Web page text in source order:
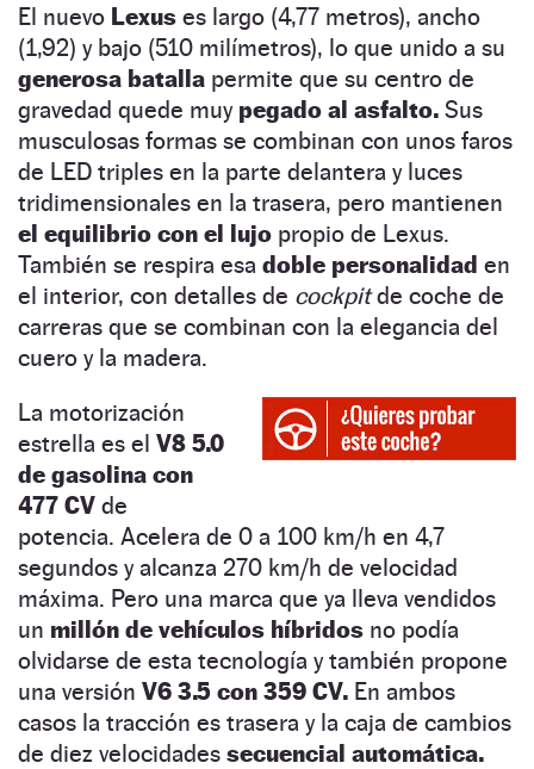
El nuevo Lexus es largo (4,77 metros), ancho
(1,92) y bajo (510 milímetros), lo que unido a su
generosa batalla permite que su centro de
gravedad quede muypegado al asfalto. Sus
musculosas formas se combinan con unos faros
de LED triples en la parte delantera y luces
tridimensionales en la trasera, pero mantienen
el equilibrio con el lujo propio de Lexus.
También se respira esa doble personalidad en
el interior, con detalles de cockpitde coche de
carreras que se combinan con la elegancia del
cuero y la madera.
La motorización
estrella es el V8 5.0
de gasolina con
477 CV de
potencia. Acelera de 0 a 100 km/h en 4,7
segundos y alcanza 270 km/h de velocidad
máxima. Pero una marca que ya lleva vendidos
un millón de vehículos híbridos no podía
olvidarse de esta tecnología y también propone
una versión V6 3.5 con 359 CV. En ambos
casos la tracción es trasera y la caja de cambios
de diez velocidades secuencial automática.